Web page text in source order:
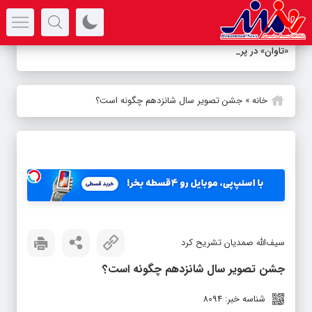
«تاوان» در پردیس شهرز_
خانه» جشن تصویر سال شانزدهم چگونه است؟
سیف‌الله صمدیان تشریح کرد
جشن تصویر سال شانزدهم چگونه است؟
شناسه خبر: 8094